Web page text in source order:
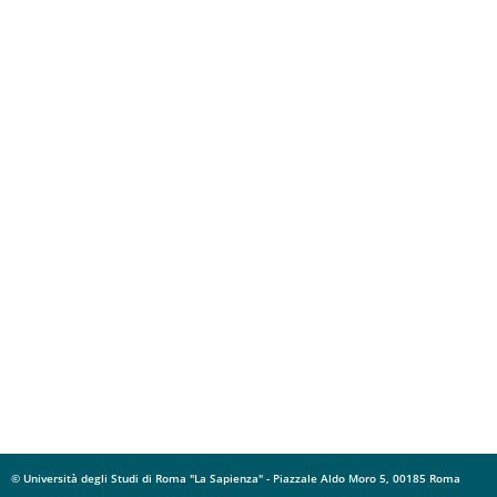
© Università degli Studi di Roma "La Sapienza" - Piazzale Aldo Moro 5, 00185 Roma